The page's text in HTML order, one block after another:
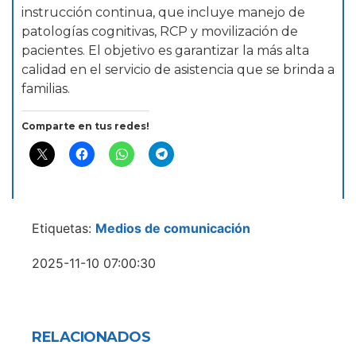
instrucción continua, que incluye manejo de
patologías cognitivas, RCP y movilización de
pacientes. El objetivo es garantizar la más alta
calidad en el servicio de asistencia que se brinda a
familias.
Comparte en tus redes!
Etiquetas: Medios de comunicación
2025-11-10 07:00:30
RELACIONADOS